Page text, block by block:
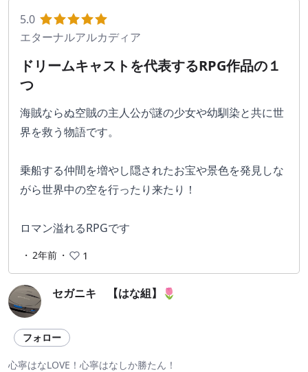
5.0
エターナルアルカディア
ドリームキャストを代表するRPG作品の１
つ
海賊ならぬ空賊の主人公が謎の少女や幼馴染と共に世
界を救う物語です。
乗船する仲間を増やし隠されたお宝や景色を発見しな
がら世界中の空を行ったり来たり！
ロマン溢れるRPGです
・ 2年前 ・ 1
セガニキ 【はな組】🌷
フォロー
心寧はなLOVE！心寧はなしか勝たん！